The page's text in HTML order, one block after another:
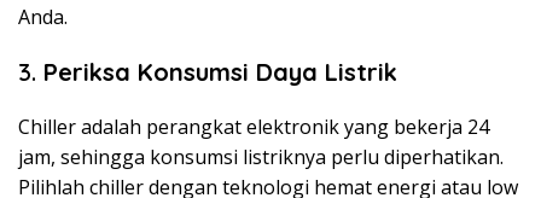
Anda.
3. Periksa Konsumsi Daya Listrik
Chiller adalah perangkat elektronik yang bekerja 24
jam, sehingga konsumsi listriknya perlu diperhatikan.
Pilihlah chiller dengan teknologi hemat energi atau low